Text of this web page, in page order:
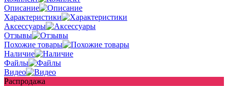
Описание
Характеристики
Аксессуары
Отзывы
Похожие товары
Наличие
Файлы
Видео
Распродажа